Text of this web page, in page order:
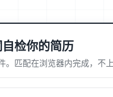
检你的简历
。匹配在浏览器内完成，不